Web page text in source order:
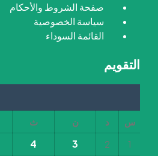
صفحة الشروط والأحكام
سياسة الخصوصية
القائمة السوداء
التقويم
س د ن ث
1
2
3
4